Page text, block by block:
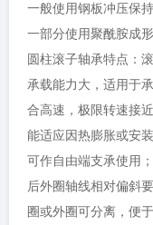
一般使用钢板冲压保
一部分使用聚酰胺成形
圆柱滚子轴承特点：
承载能力大，适用于
合高速，极限转速接
能适应因热膨胀或安
可作自由端支承使用
后外圈轴线相对偏斜
圈或外圈可分离，便